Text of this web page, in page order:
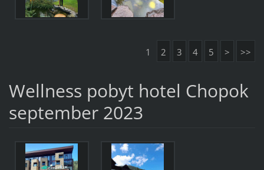
1 2 3 4 5 > >>
Wellness pobyt hotel Chopok
september 2023